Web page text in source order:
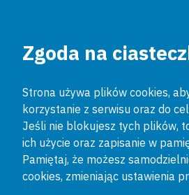
Zgoda na
Strona używa plików cookies,
korzystanie z serwisu oraz do
Jeśli nie blokujesz tych plików,
ich użycie oraz zapisanie w
Pamiętaj, że możesz
cookies, zmieniając ustawienia